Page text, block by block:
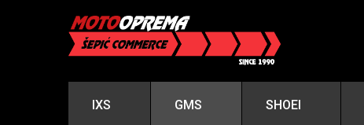
IXS GMS SHOEI